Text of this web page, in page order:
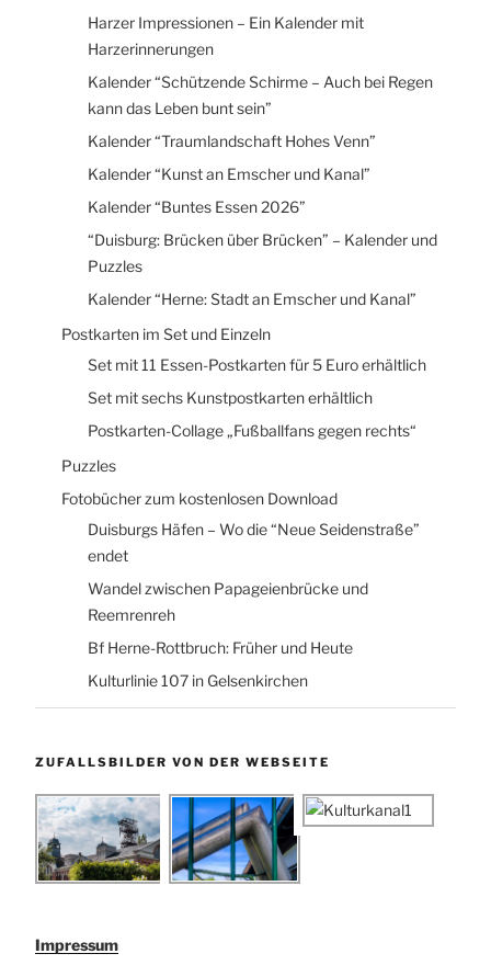
Harzer Impressionen – Ein Kalender mit
Harzerinnerungen
Kalender “Schützende Schirme – Auch bei Regen
kann das Leben bunt sein”
Kalender “Traumlandschaft Hohes Venn”
Kalender “Kunst an Emscher und Kanal”
Kalender “Buntes Essen 2026”
“Duisburg: Brücken über Brücken” – Kalender und
Puzzles
Kalender “Herne: Stadt an Emscher und Kanal”
Postkarten im Set und Einzeln
Set mit 11 Essen-Postkarten für 5 Euro erhältlich
Set mit sechs Kunstpostkarten erhältlich
Postkarten-Collage „Fußballfans gegen rechts“
Puzzles
Fotobücher zum kostenlosen Download
Duisburgs Häfen – Wo die “Neue Seidenstraße”
endet
Wandel zwischen Papageienbrücke und
Reemrenreh
Bf Herne-Rottbruch: Früher und Heute
Kulturlinie 107 in Gelsenkirchen
ZUFALLSBILDER VON DER WEBSEITE
Impressum